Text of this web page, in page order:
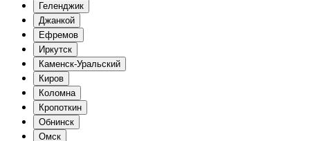
Геленджик
Джанкой
Ефремов
Иркутск
Каменск-Уральский
Киров
Коломна
Кропоткин
Обнинск
Омск